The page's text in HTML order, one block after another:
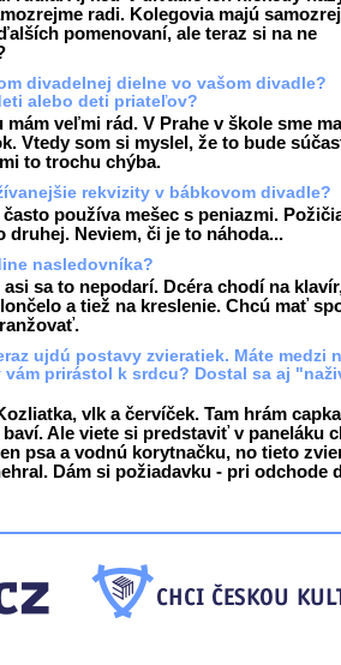
radi. Kolegovia majú
pomenovaní, ale teraz si na ne
divadelnej dielne vo vašom divadle?
alebo deti priateľov?
veľmi rád. V Prahe v škole sme
Vtedy som si myslel, že to bude
to trochu chýba.
rekvizity v bábkovom divadle?
používa mešec s peniazmi.
druhej. Neviem, či je to náhoda...
nasledovníka?
asi sa to nepodarí. Dcéra chodí na
a tiež na kreslenie. Chcú mať
ujdú postavy zvieratiek. Máte medzi
prirástol k srdcu? Dostal sa aj
vlk a červíček. Tam hrám capka
baví. Ale viete si predstaviť v paneláku
psa a vodnú korytnačku, no tieto
Dám si požiadavku - pri odchode